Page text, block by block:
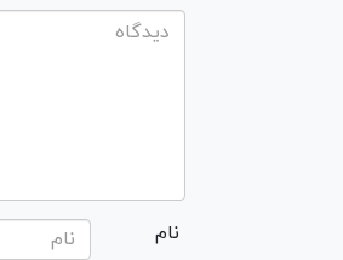
نام